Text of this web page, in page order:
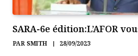
SARA-6e édition:L’AFOR
PAR SMITH 28/09/2023